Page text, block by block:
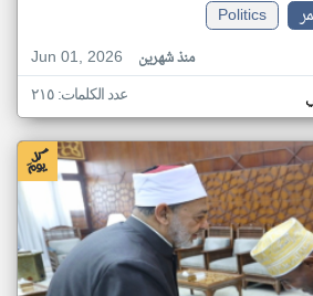
Politics
Jun 01, 2026
منذ شهرين
عدد الكلمات: ٢١٥